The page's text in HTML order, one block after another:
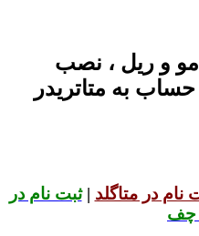
و ریل ، نصب
به متاتریدر
نام در متاگلد |ثبت نام در
چف